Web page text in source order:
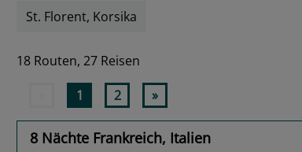
St. Florent, Korsika
18 Routen, 27 Reisen
1 2 »
8 Nächte Frankreich, Italien